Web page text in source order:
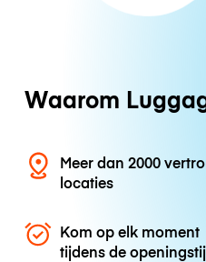
Waarom
Meer dan 2000
locaties
Kom op elk moment
tijdens de